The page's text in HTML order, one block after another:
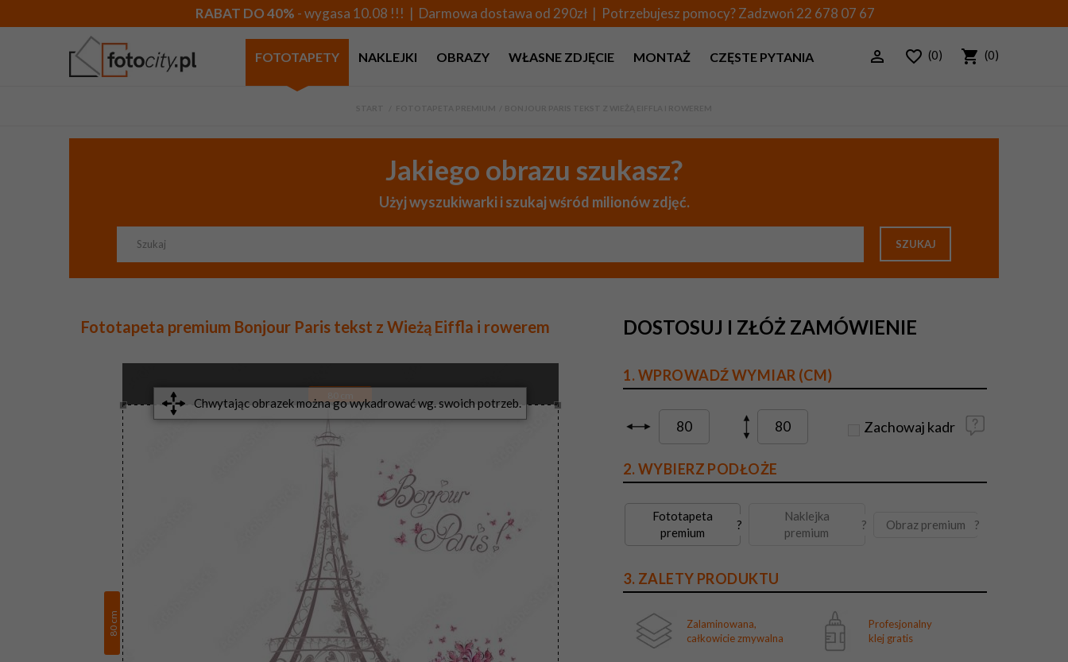
RABAT DO 40% - wygasa 10.08 !!! | Darmowa dostawa od 290zł | Potrzebujesz pomocy? Zadzwoń22 678 07 67
FOTOTAPETY NAKLEJKI OBRAZY WŁASNE ZDJĘCIE MONTAŻ CZĘSTE PYTANIA (0) (0)
Jakiego obrazu szukasz?
Użyj wyszukiwarki i szukaj wśród milionów zdjęć.
SZUKAJ
Fototapeta premium Bonjour Paris tekst z Wieżą Eiffla i rowerem
80
cm
DOSTOSUJ I ZŁÓŻ ZAMÓWIENIE
1. WPROWADŹ WYMIAR (CM)
Zachowaj kadr
2. WYBIERZ PODŁOŻE
Fototapeta
premium
?
Naklejka
premium
? Obraz premium ?
3. ZALETY PRODUKTU
Zalaminowana,
całkowicie zmywalna
Profesjonalny
klej gratis